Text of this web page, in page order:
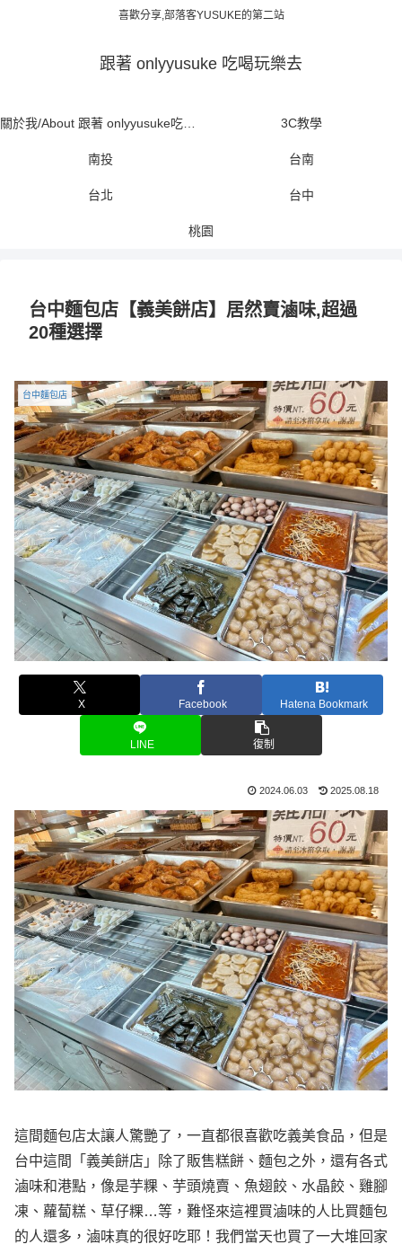
喜歡分享,部落客YUSUKE的第二站
跟著 onlyyusuke 吃喝玩樂去
關於我/About 跟著 onlyyusuke吃喝玩樂去 3C教學
南投 台南
台北 台中
桃園
台中麵包店【義美餅店】居然賣滷味,超過
20種選擇
台中麵包店
X Facebook Hatena Bookmark
LINE 復制
2024.06.03 2025.08.18
這間麵包店太讓人驚艷了，一直都很喜歡吃義美食品，但是
台中這間「義美餅店」除了販售糕餅、麵包之外，還有各式
滷味和港點，像是芋粿、芋頭燒賣、魚翅餃、水晶餃、雞腳
凍、蘿蔔糕、草仔粿…等，難怪來這裡買滷味的人比買麵包
的人還多，滷味真的很好吃耶！我們當天也買了一大堆回家